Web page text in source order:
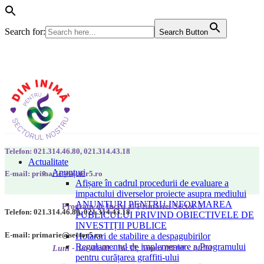
Search for: Search Button
Actualitate
Anunțuri
Afișare în cadrul procedurii de evaluare a
impactului diverselor proiecte asupra mediului
ANUNȚURI PENTRU INFORMAREA
PUBLICULUI PRIVIND OBIECTIVELE DE
INVESTIȚII PUBLICE
Hotarari de stabilire a despagubirilor
Regulamentul de implementare a Programului
pentru curățarea graffiti-ului
Telefon: 021.314.46.80, 021.314.43.18
E-mail: primarie@sector5.ro
Program de lucru al Primăriei Sector 5
Luni - Joi 08:00 - 16:30; Vineri 08:00 - 14:00
Telefon: 021.314.46.80, 021.314.43.18
E-mail: primarie@sector5.ro